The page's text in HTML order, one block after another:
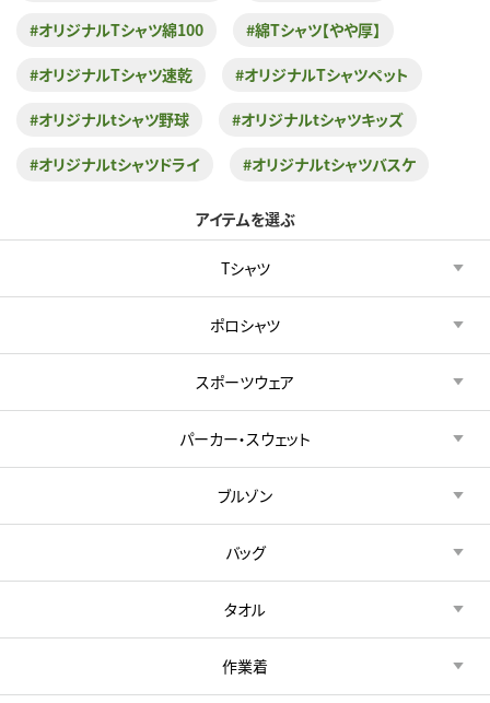
#オリジナルTシャツ綿100 #綿Tシャツ【やや厚】
#オリジナルTシャツ速乾 #オリジナルTシャツペット
#オリジナルtシャツ野球 #オリジナルtシャツキッズ
#オリジナルtシャツドライ #オリジナルtシャツバスケ
アイテムを選ぶ
Tシャツ
ポロシャツ
スポーツウェア
パーカー・スウェット
ブルゾン
バッグ
タオル
作業着